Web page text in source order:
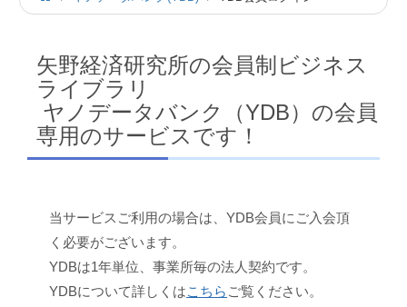
ー
矢野経済研究所の会員制ビジネス
ライブラリ
ヤノデータバンク（YDB）の会員
専用のサービスです！
当サービスご利用の場合は、YDB会員にご入会頂
く必要がございます。
YDBは1年単位、事業所毎の法人契約です。
YDBについて詳しくはこちら ご覧ください。